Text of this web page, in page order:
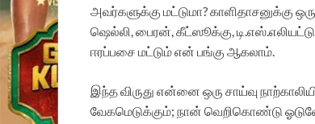
அவர்களுக்கு மட்டுமா? காளிதாசனுக்கு
ஷெல்லி, பைரன், கீட்ஸூக்கு,
ஈரப்பசை மட்டும் என் பங்கு ஆகலாம்.
இந்த விருது என்னை ஒரு சாய்வு
வேகமெடுக்கும்; நான் வெறிகொண்டு